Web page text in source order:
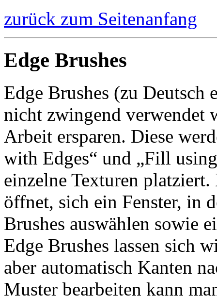
zurück zum Seitenanfang
Edge Brushes
Edge Brushes (zu Deutsch
nicht zwingend verwendet
Arbeit ersparen. Diese
with Edges“ und „Fill
einzelne Texturen
öffnet, sich ein Fenster, in
Brushes auswählen sowie
Edge Brushes lassen sich
aber automatisch Kanten
Muster bearbeiten kann